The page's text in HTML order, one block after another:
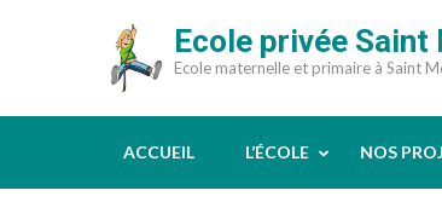
(Pressez
Ecole privée Saint
Ecole maternelle et primaire à Saint
ACCUEIL L’ÉCOLE NOS